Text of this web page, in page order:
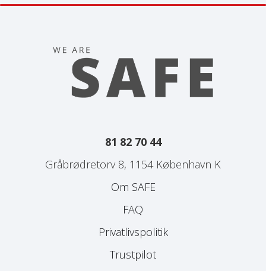
81 82 70 44
Gråbrødretorv 8, 1154 København K
Om SAFE
FAQ
Privatlivspolitik
Trustpilot